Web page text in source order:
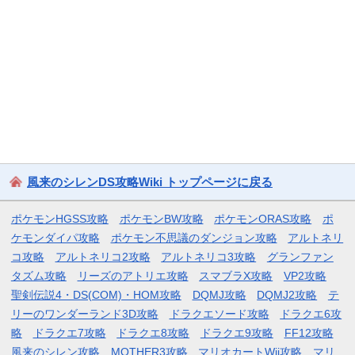
風来のシレンDS攻略Wiki トップページに戻る
ポケモンHGSS攻略 ポケモンBW攻略 ポケモンORAS攻略
ポ
ケモンダイパ攻略
ポケモン不思議のダンジョン攻略
アルトネリ
コ攻略
アルトネリコ2攻略 アルトネリコ3攻略
グランファン
タズム攻略
リーズのアトリエ攻略 スマブラX攻略
VP2攻略
聖剣伝説4・DS(COM)・HOM攻略
DQMJ攻略 DQMJ2攻略
テ
リーのワンダーランド3D攻略
ドラクエソード攻略
ドラクエ6攻
略
ドラクエ7攻略 ドラクエ8攻略 ドラクエ9攻略
FF12攻略
風来のシレン攻略
MOTHER3攻略 マリオカートWii攻略 マリ